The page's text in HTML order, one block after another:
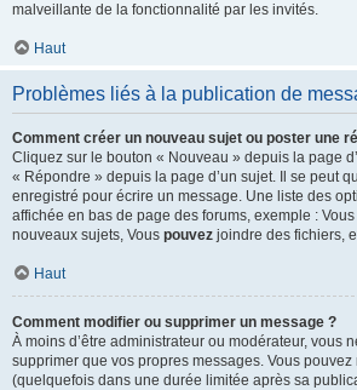
malveillante de la fonctionnalité par les invités.
Haut
Problèmes liés à la publication de
Comment créer un nouveau sujet ou poster une
Cliquez sur le bouton « Nouveau » depuis la page
« Répondre » depuis la page d’un sujet. Il se peut
enregistré pour écrire un message. Une liste des
affichée en bas de page des forums, exemple : Vous
nouveaux sujets, Vous pouvez joindre des fichiers,
Haut
Comment modifier ou supprimer un message ?
À moins d’être administrateur ou modérateur, vous
supprimer que vos propres messages. Vous
(quelquefois dans une durée limitée après sa